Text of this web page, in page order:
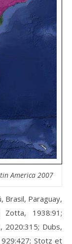
America 2007
Brasil, Paraguay,
Zotta, 1938:91;
2020:315; Dubs,
Stotz et